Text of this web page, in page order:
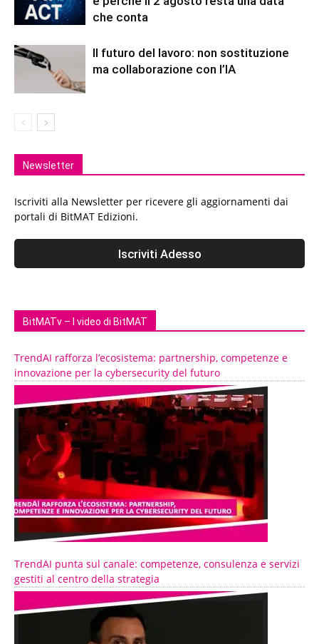
che conta
Il futuro del lavoro: non sostituzione
ma collaborazione con l’IA
Newsletter
Iscriviti alla Newsletter per ricevere gli aggiornamenti dai
portali di BitMAT Edizioni.
BitMATv – I video di BitMAT
TrendAI rafforza l’ecosistema: partnership, competenze e
innovazione per la cybersecurity del futuro
TrendAI punta sul canale: competenze, consulenza e servizi
gestiti al centro della strategia